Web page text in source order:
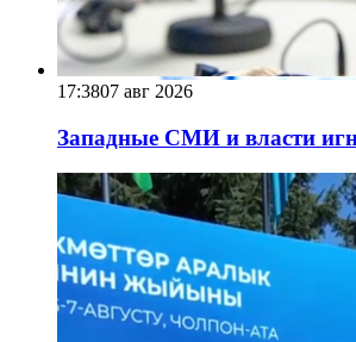
17:3807 авг 2026
Западные СМИ и власти